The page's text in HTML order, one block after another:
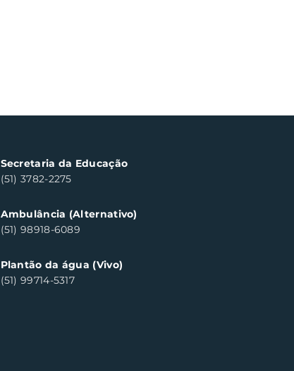
Secretaria da Educação
(51) 3782-2275
Ambulância (Alternativo)
(51) 98918-6089
Plantão da água (Vivo)
(51) 99714-5317